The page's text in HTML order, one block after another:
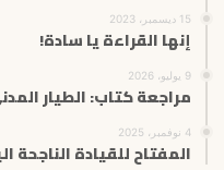
15 ديسمبر، 2023
إنها القراءة يا سادة!
9 يوليو، 2026
مراجعة كتاب: الطيار
4 نوفمبر، 2025
المفتاح للقيادة